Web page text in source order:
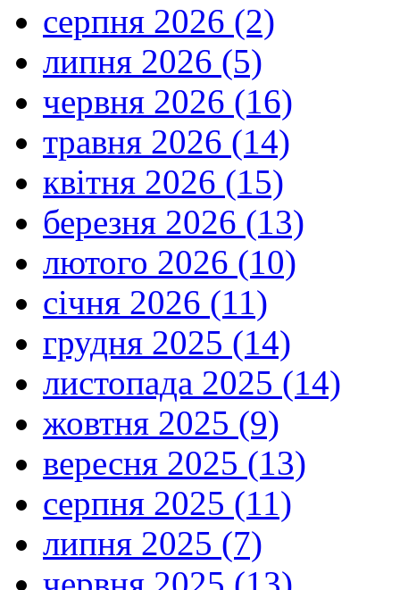
серпня 2026 (2)
липня 2026 (5)
червня 2026 (16)
травня 2026 (14)
квітня 2026 (15)
березня 2026 (13)
лютого 2026 (10)
січня 2026 (11)
грудня 2025 (14)
листопада 2025 (14)
жовтня 2025 (9)
вересня 2025 (13)
серпня 2025 (11)
липня 2025 (7)